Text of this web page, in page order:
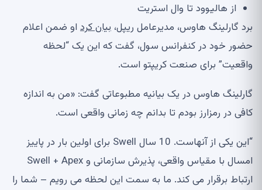
از هالیوود تا وال استریت
برد گارلینگ هاوس، مدیرعامل ریپل، بیان کرد او ضمن اعلام
حضور خود در کنفرانس سول، گفت که این یک “لحظه
واقعیت” برای صنعت کریپتو است.
گارلینگ هاوس در یک بیانیه مطبوعاتی گفت: «من به اندازه
کافی در رمزارز بودم تا بدانم چه زمانی واقعی است.
“این یکی از آنهاست. 10 سال Swell برای اولین بار در پاییز
امسال با مقیاس واقعی، پذیرش سازمانی و Swell + Apex
ارتباط برقرار می کند. ما به سمت این لحظه می رویم – شما را